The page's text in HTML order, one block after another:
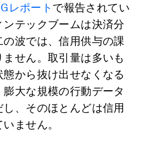
レポート で報告されてい
テックブームは決済分
波では、信用供与の課
せん。取引量は多いも
から抜け出せなくなる
大な規模の行動データ
、そのほとんどは信用
ません。